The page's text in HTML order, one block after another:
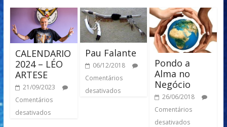
CALENDARIO
2024 – LÉO
ARTESE
21/09/2023
Comentários
desativados
Pau Falante
06/12/2018
Comentários
desativados
Pondo a
Alma no
Negócio
26/06/2018
Comentários
desativados